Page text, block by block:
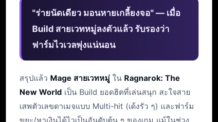
"ร่ายนัดเดียว มอนหายเกลี้ยงจอ" — เมื่อ
Build สายเวทหมู่ลงตัวแล้ว รับรองว่า
ฟาร์มไวเวลพุ่งแน่นอน
สรุปแล้ว Mage สายเวทหมู่ ใน Ragnarok: The
New World เป็น Build ยอดฮิตที่เล่นสนุก สะใจสาย
เสพตัวเลขดาเมจแบบ Multi-hit (เด้งรัว ๆ) และฟาร์ม
ขยะ/หาเงินได้ไวเป็นอันดับต้น ๆ ของเกม แม้ในช่วง